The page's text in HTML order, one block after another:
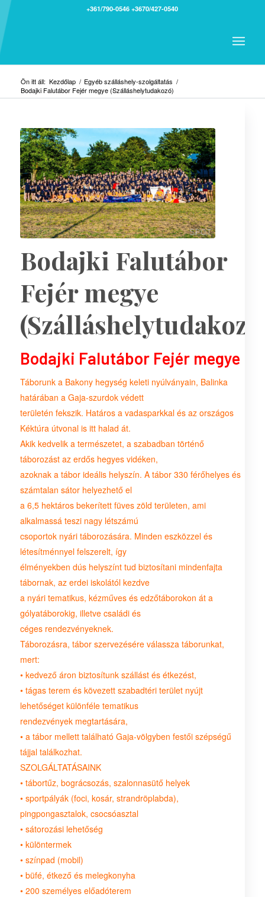
+361/790-0546 +3670/427-0540
Ön itt áll: Kezdőlap / Egyéb szálláshely-szolgáltatás /
Bodajki Falutábor Fejér megye (Szálláshelytudakozó)
Bodajki Falutábor
Fejér megye
Bodajki Falutábor Fejér megye
Táborunk a Bakony hegység keleti nyúlványain, Balinka
határában a Gaja-szurdok védett
területén fekszik. Határos a vadasparkkal és az országos
Kéktúra útvonal is itt halad át.
Akik kedvelik a természetet, a szabadban történő
táborozást az erdős hegyes vidéken,
azoknak a tábor ideális helyszín. A tábor 330 férőhelyes és
számtalan sátor helyezhető el
a 6,5 hektáros bekerített füves zöld területen, ami
alkalmassá teszi nagy létszámú
csoportok nyári táborozására. Minden eszközzel és
létesítménnyel felszerelt, így
élményekben dús helyszínt tud biztosítani mindenfajta
tábornak, az erdei iskolától kezdve
a nyári tematikus, kézműves és edzőtáborokon át a
gólyatáborokig, illetve családi és
céges rendezvényeknek.
Táborozásra, tábor szervezésére válassza táborunkat,
mert:
• kedvező áron biztosítunk szállást és étkezést,
• tágas terem és kövezett szabadtéri terület nyújt
lehetőséget különféle tematikus
rendezvények megtartására,
• a tábor mellett található Gaja-völgyben festői szépségű
tájjal találkozhat.
SZOLGÁLTATÁSAINK
• tábortűz, bográcsozás, szalonnasütő helyek
• sportpályák (foci, kosár, strandröplabda),
pingpongasztalok, csocsóasztal
• sátorozási lehetőség
• különtermek
• színpad (mobil)
• büfé, étkező és melegkonyha
• 200 személyes előadóterem